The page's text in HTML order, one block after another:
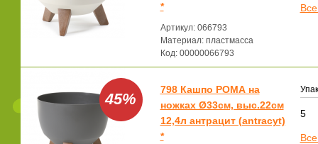
*
Артикул: 066793
Материал: пластмасса
Код: 00000066793
45%
798 Кашпо РОМА на
ножках Ø33см, выс.22см
12,4л антрацит (antracyt)
*
5